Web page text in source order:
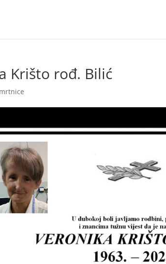
Krišto rođ. Bilić